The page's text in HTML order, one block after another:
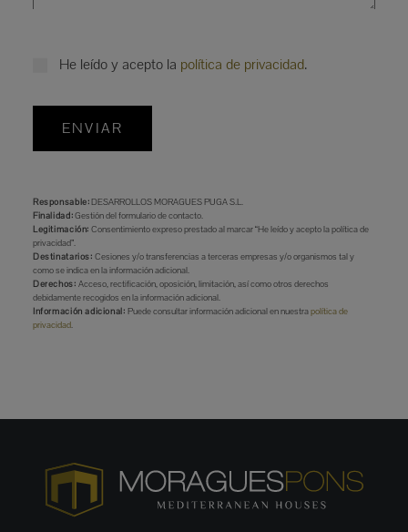
He leído y acepto la política de privacidad.
ENVIAR
Responsable:DESARROLLOS MORAGUES PUGA S.L.
Finalidad:Gestión del formulario de contacto.
Legitimación: Consentimiento expreso prestado al marcar “He leído y acepto la política de
privacidad”.
Destinatarios: Cesiones y/o transferencias a terceras empresas y/o organismos tal y
como se indica en la información adicional.
Derechos: Acceso, rectificación, oposición, limitación, así como otros derechos
debidamente recogidos en la información adicional.
Información adicional: Puede consultar información adicional en nuestrapolítica de
privacidad.